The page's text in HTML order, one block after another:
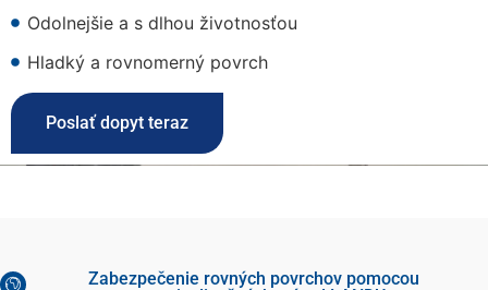
Odolnejšie a s dlhou životnosťou
Hladký a rovnomerný povrch
Poslať dopyt teraz
Zabezpečenie rovných povrchov pomocou